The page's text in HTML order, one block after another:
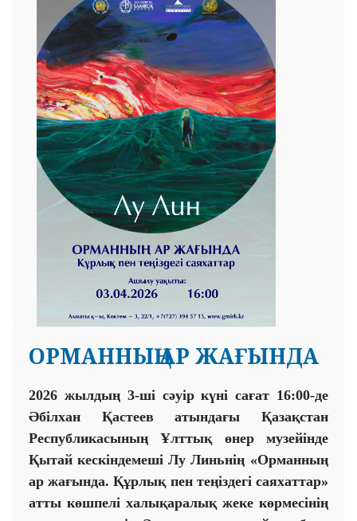
ОРМАННЫҢ АР ЖАҒЫНДА
2026 жылдың 3-ші сәуір күні сағат 16:00-де
Әбілхан Қастеев атындағы Қазақстан
Республикасының Ұлттық өнер музейінде
Қытай кескіндемеші Лу Линьнің «Орманның
ар жағында. Құрлық пен теңіздегі саяхаттар»
атты көшпелі халықаралық жеке көрмесінің